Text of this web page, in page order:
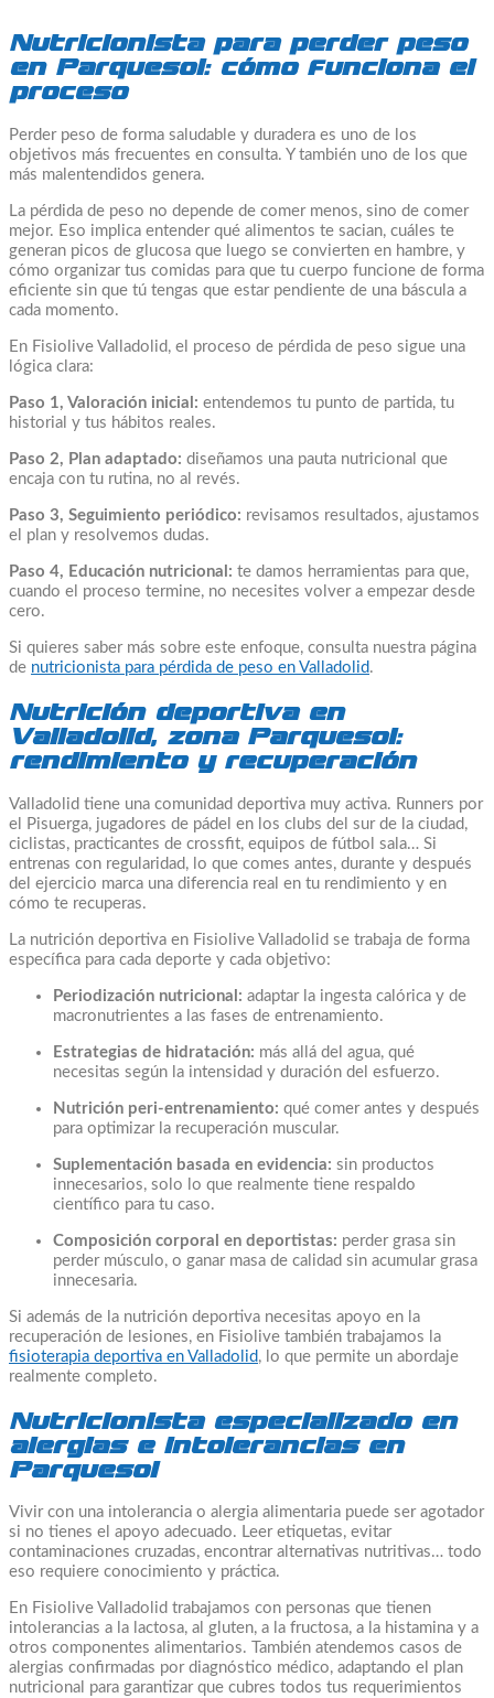
Nutricionista para perder peso
en Parquesol: cómo funciona el
proceso
Perder peso de forma saludable y duradera es uno de los
objetivos más frecuentes en consulta. Y también uno de los que
más malentendidos genera.
La pérdida de peso no depende de comer menos, sino de comer
mejor. Eso implica entender qué alimentos te sacian, cuáles te
generan picos de glucosa que luego se convierten en hambre, y
cómo organizar tus comidas para que tu cuerpo funcione de forma
eficiente sin que tú tengas que estar pendiente de una báscula a
cada momento.
En Fisiolive Valladolid, el proceso de pérdida de peso sigue una
lógica clara:
Paso 1, Valoración inicial: entendemos tu punto de partida, tu
historial y tus hábitos reales.
Paso 2, Plan adaptado: diseñamos una pauta nutricional que
encaja con tu rutina, no al revés.
Paso 3, Seguimiento periódico: revisamos resultados, ajustamos
el plan y resolvemos dudas.
Paso 4, Educación nutricional: te damos herramientas para que,
cuando el proceso termine, no necesites volver a empezar desde
cero.
Si quieres saber más sobre este enfoque, consulta nuestra página
de nutricionista para pérdida de peso en Valladolid .
Nutrición deportiva en
Valladolid, zona Parquesol:
rendimiento y recuperación
Valladolid tiene una comunidad deportiva muy activa. Runners por
el Pisuerga, jugadores de pádel en los clubs del sur de la ciudad,
ciclistas, practicantes de crossfit, equipos de fútbol sala… Si
entrenas con regularidad, lo que comes antes, durante y después
del ejercicio marca una diferencia real en tu rendimiento y en
cómo te recuperas.
La nutrición deportiva en Fisiolive Valladolid se trabaja de forma
específica para cada deporte y cada objetivo:
Periodización nutricional: adaptar la ingesta calórica y de
macronutrientes a las fases de entrenamiento.
Estrategias de hidratación: más allá del agua, qué
necesitas según la intensidad y duración del esfuerzo.
Nutrición peri-entrenamiento: qué comer antes y después
para optimizar la recuperación muscular.
Suplementación basada en evidencia: sin productos
innecesarios, solo lo que realmente tiene respaldo
científico para tu caso.
Composición corporal en deportistas: perder grasa sin
perder músculo, o ganar masa de calidad sin acumular grasa
innecesaria.
Si además de la nutrición deportiva necesitas apoyo en la
recuperación de lesiones, en Fisiolive también trabajamos la
fisioterapia deportiva en Valladolid , lo que permite un abordaje
realmente completo.
Nutricionista especializado en
alergias e intolerancias en
Parquesol
Vivir con una intolerancia o alergia alimentaria puede ser agotador
si no tienes el apoyo adecuado. Leer etiquetas, evitar
contaminaciones cruzadas, encontrar alternativas nutritivas… todo
eso requiere conocimiento y práctica.
En Fisiolive Valladolid trabajamos con personas que tienen
intolerancias a la lactosa, al gluten, a la fructosa, a la histamina y a
otros componentes alimentarios. También atendemos casos de
alergias confirmadas por diagnóstico médico, adaptando el plan
nutricional para garantizar que cubres todos tus requerimientos